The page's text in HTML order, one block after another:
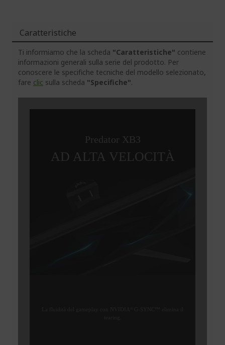
Caratteristiche
Ti informiamo che la scheda "Caratteristiche" contiene
informazioni generali sulla serie del prodotto. Per
conoscere le specifiche tecniche del modello selezionato,
fare clic sulla scheda "Specifiche".